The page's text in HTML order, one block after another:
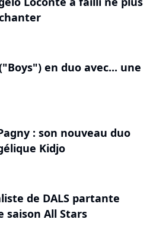
en duo avec... une
: son nouveau duo
Kidjo
de DALS partante
saison All Stars